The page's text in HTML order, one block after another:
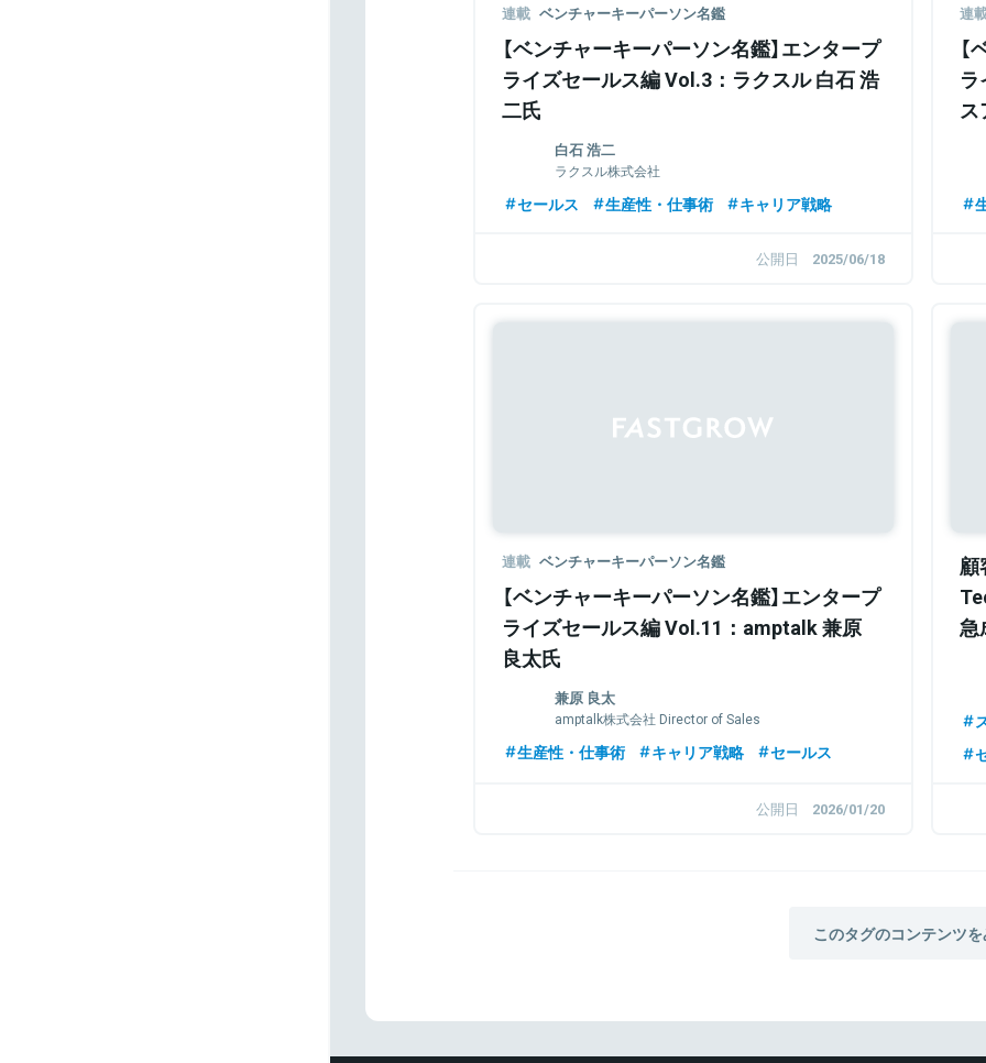
連載 ベンチャーキーパーソン名鑑
【ベンチャーキーパーソン名鑑】エンタープ
ライズセールス編 Vol.3：ラクスル 白石 浩
二氏
白石 浩二
ラクスル株式会社
セールス 生産性・仕事術 キャリア戦略
公開日 2025/06/18
連
ス
連載 ベンチャーキーパーソン名鑑
【ベンチャーキーパーソン名鑑】エンタープ
ライズセールス編 Vol.11：amptalk 兼原
良太氏
兼原 良太
amptalk株式会社 Director of Sales
生産性・仕事術 キャリア戦略 セールス
公開日 2026/01/20
急
このタグのコンテンツ